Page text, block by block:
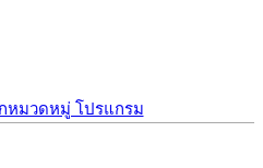
หมวดหมู่ โปรแกรม